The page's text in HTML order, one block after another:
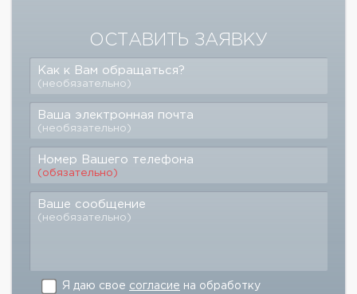
ОСТАВИТЬ ЗАЯВКУ
Как к Вам обращаться?
(необязательно)
Ваша электронная почта
(необязательно)
Номер Вашего телефона
(обязательно)
Ваше сообщение
(необязательно)
Я даю свое согласие на обработку